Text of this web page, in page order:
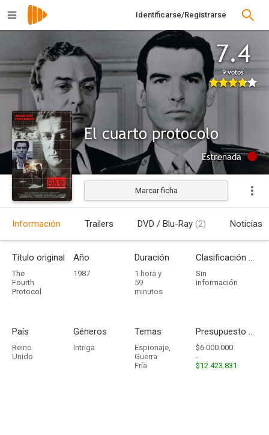
Identificarse/Registrarse
7.4
9 votos
El cuarto protocolo
Estrenada
Marcar ficha
Información Trailers DVD / Blu-Ray (2) Noticias
Título original
The
Fourth
Protocol
Año
1987
Duración
1 hora y
59
minutos
Clasificación por edades
Sin
información
País
Reino
Unido
Géneros
Intriga
Temas
Espionaje,
Guerra
Fría
Presupuesto - Ingresos
$6.000.000
-
$12.423.831